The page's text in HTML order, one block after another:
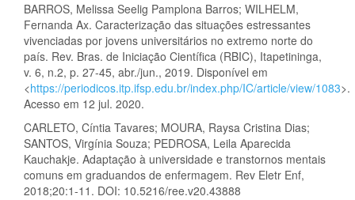
BARROS, Melissa Seelig Pamplona Barros; WILHELM,
Fernanda Ax. Caracterização das situações estressantes
vivenciadas por jovens universitários no extremo norte do
país. Rev. Bras. de Iniciação Científica (RBIC), Itapetininga,
v. 6, n.2, p. 27-45, abr./jun., 2019. Disponível em
<https://periodicos.itp.ifsp.edu.br/index.php/IC/article/view/1083>.
Acesso em 12 jul. 2020.
CARLETO, Cíntia Tavares; MOURA, Raysa Cristina Dias;
SANTOS, Virgínia Souza; PEDROSA, Leila Aparecida
Kauchakje. Adaptação à universidade e transtornos mentais
comuns em graduandos de enfermagem. Rev Eletr Enf,
2018;20:1-11. DOI: 10.5216/ree.v20.43888